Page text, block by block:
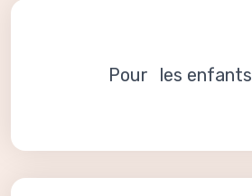
Pour les enfants